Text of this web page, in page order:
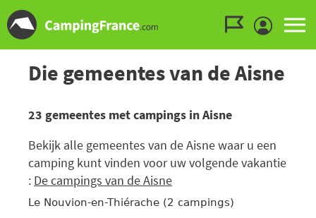
Die gemeentes van de Aisne
23 gemeentes met campings in Aisne
Bekijk alle gemeentes van de Aisne waar u een
camping kunt vinden voor uw volgende vakantie
: De campings van de Aisne
Le Nouvion-en-Thiérache (2 campings)